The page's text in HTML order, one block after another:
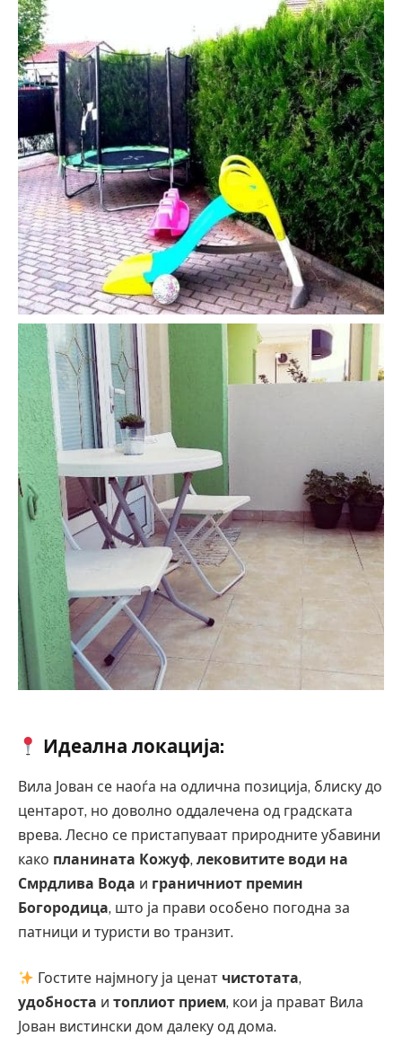
Идеална локација:
Вила Јован се наоѓа на одлична позиција, блиску до
центарот, но доволно оддалечена од градската
врева. Лесно се пристапуваат природните убавини
како планината Кожуф, лековитите води на
Смрдлива Вода и граничниот премин
Богородица, што ја прави особено погодна за
патници и туристи во транзит.
Гостите најмногу ја ценат чистотата,
удобноста и топлиот прием, кои ја прават Вила
Јован вистински дом далеку од дома.